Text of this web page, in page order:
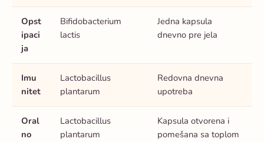
Opst
ipaci
ja
Bifidobacterium
lactis
Jedna kapsula
dnevno pre jela
Imu
nitet
Lactobacillus
plantarum
Redovna dnevna
upotreba
Oral
no
Lactobacillus
plantarum
Kapsula otvorena i
pomešana sa toplom